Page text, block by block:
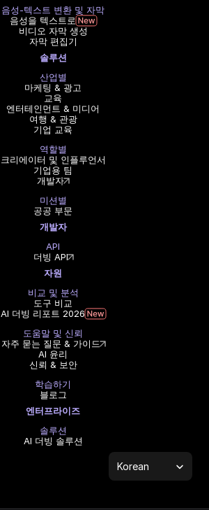
음성-텍스트 변환 및 자막
음성을 텍스트로
비디오 자막 생성
자막 편집기
솔루션
산업별
마케팅 & 광고
교육
엔터테인먼트 & 미디어
여행 & 관광
기업 교육
역할별
크리에이터 및 인플루언서
기업용 팀
개발자
미션별
공공 부문
개발자
API
더빙 API
자원
비교 및 분석
도구 비교
AI 더빙 리포트 2026
도움말 및 신뢰
자주 묻는 질문 & 가이드
AI 윤리
신뢰 & 보안
학습하기
블로그
엔터프라이즈
솔루션
AI 더빙 솔루션
Select Language
Korean